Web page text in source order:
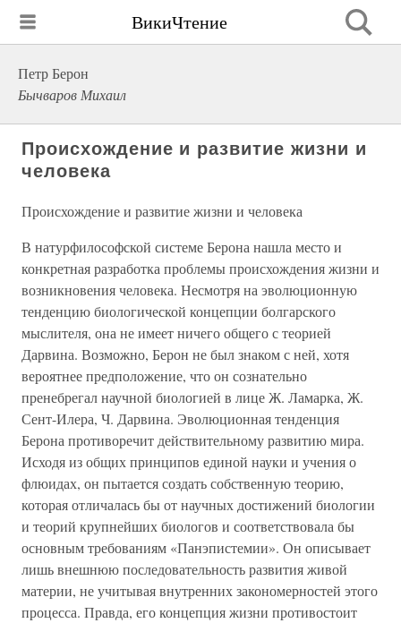
ВикиЧтение
Петр Берон
Бычваров Михаил
Происхождение и развитие жизни и
человека
Происхождение и развитие жизни и человека
В натурфилософской системе Берона нашла место и
конкретная разработка проблемы происхождения жизни и
возникновения человека. Несмотря на эволюционную
тенденцию биологической концепции болгарского
мыслителя, она не имеет ничего общего с теорией
Дарвина. Возможно, Берон не был знаком с ней, хотя
вероятнее предположение, что он сознательно
пренебрегал научной биологией в лице Ж. Ламарка, Ж.
Сент-Илера, Ч. Дарвина. Эволюционная тенденция
Берона противоречит действительному развитию мира.
Исходя из общих принципов единой науки и учения о
флюидах, он пытается создать собственную теорию,
которая отличалась бы от научных достижений биологии
и теорий крупнейших биологов и соответствовала бы
основным требованиям «Панэпистемии». Он описывает
лишь внешнюю последовательность развития живой
материи, не учитывая внутренних закономерностей этого
процесса. Правда, его концепция жизни противостоит